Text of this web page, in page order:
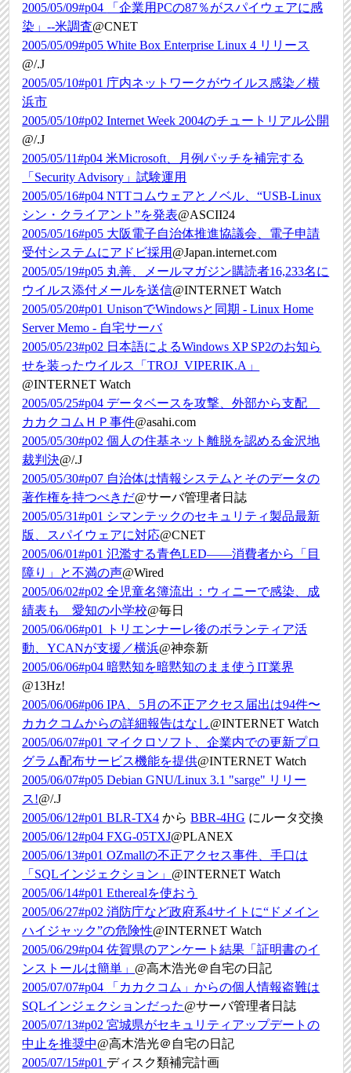
2005/05/09#p04
「企業用PCの87％がスパイウェアに感
染」--米調査@CNET
2005/05/09#p05White Box Enterprise Linux 4 リリース
@/.J
2005/05/10#p01 庁内ネットワークがウイルス感染／横
浜市
2005/05/10#p02Internet Week 2004のチュートリアル公開
@/.J
2005/05/11#p04米Microsoft、月例パッチを補完する
「Security Advisory」試験運用
2005/05/16#p04NTTコムウェアとノベル、“USB-Linux
シン・クライアント”を発表@ASCII24
2005/05/16#p05 大阪電子自治体推進協議会、電子申請
受付システムにアドビ採用 @Japan.internet.com
2005/05/19#p05 丸善、メールマガジン購読者16,233名に
ウイルス添付メールを送信@INTERNET Watch
2005/05/20#p01UnisonでWindowsと同期 - Linux Home
Server Memo - 自宅サーバ
2005/05/23#p02 日本語によるWindows XP SP2のお知ら
せを装ったウイルス「TROJ_VIPERIK.A」
@INTERNET Watch
2005/05/25#p04 データベースを攻撃、外部から支配
カカクコムＨＰ事件@asahi.com
2005/05/30#p02個人の住基ネット離脱を認める金沢地
裁判決@/.J
2005/05/30#p07 自治体は情報システムとそのデータの
著作権を持つべきだ@サーバ管理者日誌
2005/05/31#p01 シマンテックのセキュリティ製品最新
版、スパイウェアに対応@CNET
2005/06/01#p01氾濫する青色LED――消費者から「目
障り」と不満の声@Wired
2005/06/02#p02全児童名簿流出：ウィニーで感染、成
績表も 愛知の小学校@毎日
2005/06/06#p01
トリエンナーレ後のボランティア活
動、YCANが支援／横浜@神奈新
2005/06/06#p04 暗黙知を暗黙知のまま使うIT業界
@13Hz!
2005/06/06#p06IPA、5月の不正アクセス届出は94件〜
カカクコムからの詳細報告はなし@INTERNET Watch
2005/06/07#p01 マイクロソフト、企業内での更新プロ
グラム配布サービス機能を提供@INTERNET Watch
2005/06/07#p05Debian GNU/Linux 3.1 "sarge" リリー
ス!@/.J
2005/06/12#p01BLR-TX4 からBBR-4HG にルータ交換
2005/06/12#p04FXG-05TXJ@PLANEX
2005/06/13#p01OZmallの不正アクセス事件、手口は
「SQLインジェクション」 @INTERNET Watch
2005/06/14#p01Etherealを使おう
2005/06/27#p02消防庁など政府系4サイトに“ドメイン
ハイジャック”の危険性@INTERNET Watch
2005/06/29#p04佐賀県のアンケート結果「証明書のイ
ンストールは簡単」 @高木浩光＠自宅の日記
2005/07/07#p04
「カカクコム」からの個人情報盗難は
SQLインジェクションだった@サーバ管理者日誌
2005/07/13#p02宮城県がセキュリティアップデートの
中止を推奨中@高木浩光＠自宅の日記
2005/07/15#p01 ディスク類補完計画